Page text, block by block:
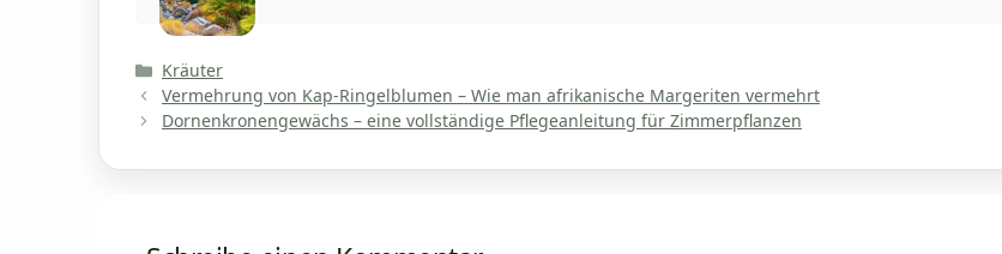
Kategorien
Kräuter
Vermehrung von Kap-Ringelblumen – Wie man afrikanische Margeriten vermehrt
Dornenkronengewächs – eine vollständige Pflegeanleitung für Zimmerpflanzen